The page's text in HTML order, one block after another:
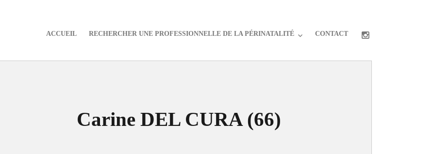
ACCUEIL RECHERCHER UNE PROFESSIONNELLE DE LA PÉRINATALITÉ CONTACT
Carine DEL CURA (66)